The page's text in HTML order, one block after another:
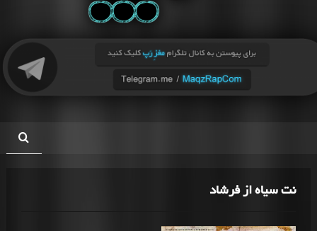
نت سیاه از فرشاد